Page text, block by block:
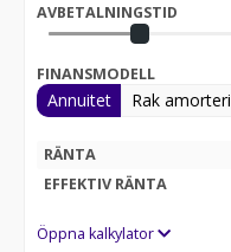
AVBETALNINGSTID
FINANSMODELL
Annuitet Rak
RÄNTA
EFFEKTIV RÄNTA
Öppna kalkylator